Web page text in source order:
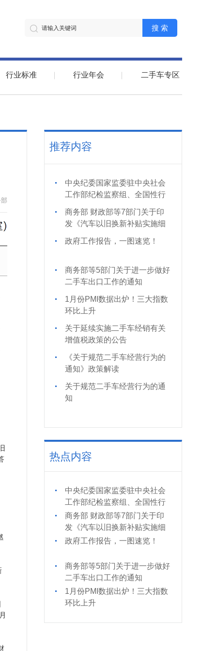
搜 索
行业标准 行业年会 二手车专区
推荐内容
中央纪委国家监委驻中央社会
工作部纪检监察组、全国性行
业协会商会党委举办全国性行
业协会商会党纪学习教育专题
辅导报告会
商务部 财政部等7部门关于印
发《汽车以旧换新补贴实施细
则》的通知
政府工作报告，一图速览！
商务部等5部门关于进一步做好
二手车出口工作的通知
1月份PMI数据出炉！三大指数
环比上升
关于延续实施二手车经销有关
增值税政策的公告
《关于规范二手车经营行为的
通知》政策解读
关于规范二手车经营行为的通
知
热点内容
中央纪委国家监委驻中央社会
工作部纪检监察组、全国性行
业协会商会党委举办全国性行
业协会商会党纪学习教育专题
辅导报告会
商务部 财政部等7部门关于印
发《汽车以旧换新补贴实施细
则》的通知
政府工作报告，一图速览！
商务部等5部门关于进一步做好
二手车出口工作的通知
1月份PMI数据出炉！三大指数
环比上升